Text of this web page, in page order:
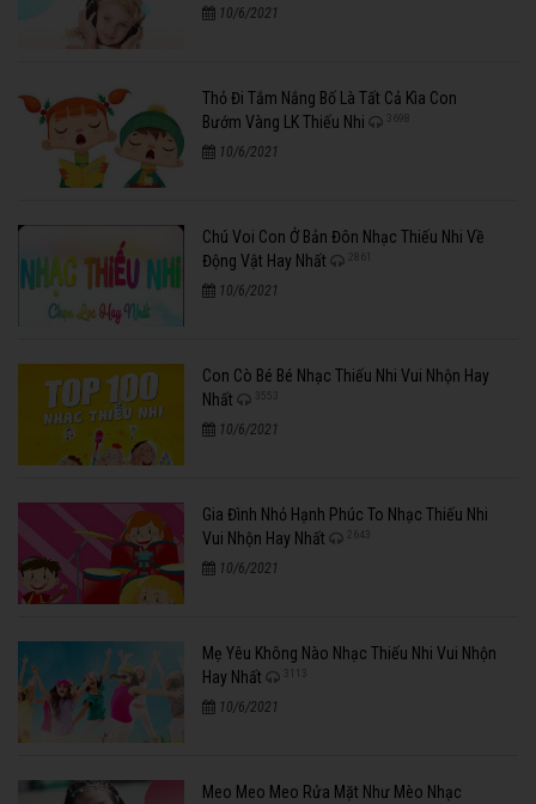
10/6/2021
Thỏ Đi Tắm Nắng Bố Là Tất Cả Kìa Con
Bướm Vàng LK Thiếu Nhi
3698
10/6/2021
Chú Voi Con Ở Bản Đôn Nhạc Thiếu Nhi Về
Động Vật Hay Nhất
2861
10/6/2021
Con Cò Bé Bé Nhạc Thiếu Nhi Vui Nhộn Hay
Nhất
3553
10/6/2021
Gia Đình Nhỏ Hạnh Phúc To Nhạc Thiếu Nhi
Vui Nhộn Hay Nhất
2643
10/6/2021
Mẹ Yêu Không Nào Nhạc Thiếu Nhi Vui Nhộn
Hay Nhất
3113
10/6/2021
Meo Meo Meo Rửa Mặt Như Mèo Nhạc